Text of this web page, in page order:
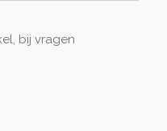
bij vragen